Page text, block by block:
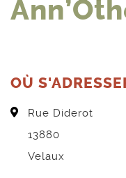
OÙ
Rue Diderot
13880
Velaux